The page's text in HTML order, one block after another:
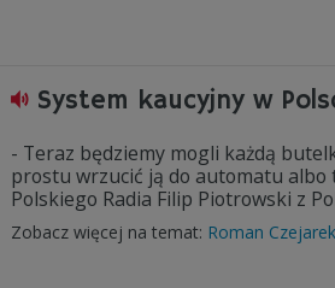
System kaucyjny w
- Teraz będziemy mogli każdą
prostu wrzucić ją do automatu albo
Polskiego Radia Filip Piotrowski z
Zobacz więcej na temat: Roman Czejarek